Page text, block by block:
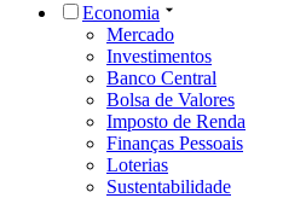
Economia
Mercado
Investimentos
Banco Central
Bolsa de Valores
Imposto de Renda
Finanças Pessoais
Loterias
Sustentabilidade